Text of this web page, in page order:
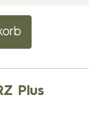
Plus